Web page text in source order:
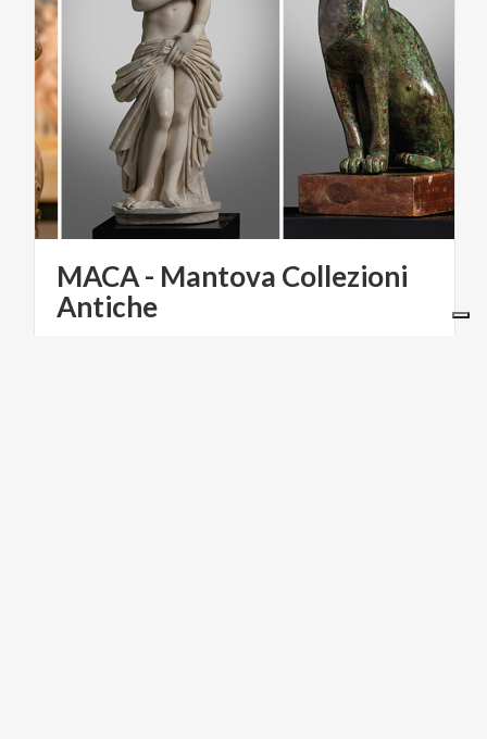
MACA - Mantova Collezioni
Antiche